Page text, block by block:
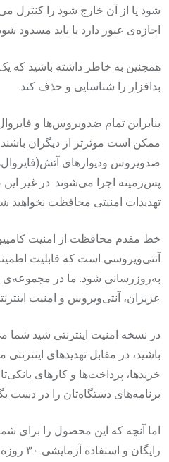
شود یا از آن خارج شود را کنترل
اجازه‌ی عبور دارد یا باید مسدود
همچنین به خاطر داشته باشید
بدافزار را شناسایی و حذف کند.
بنابراین تمام ضدویروس‌ها و
ممکن است موثرتر از دیگران
ضدویروس ودیوارهای
پس‌زمینه اجرا می‌شوند. در غیر این
تهدیدات امنیتی محافظت نخواهید
خط مقدم محافظت از امنیت
آنتی‌ویروسی است که قابلیت
به‌روزرسانی شود. ما در مجموعه‌ی
عزیزان، آنتی‌ویروس و امنیت
در نسخه امنیت اینترنتی شید شما
باشید، در مقابل تهدیدهای
خریدها، پرداخت‌ها و کارهای
برنامه‌های دستگاه‌تان را در دست
اما آنچه که این محصول را برای
رایگان